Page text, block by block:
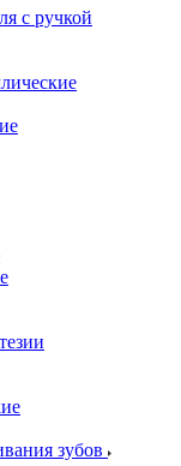
с ручкой
зубов